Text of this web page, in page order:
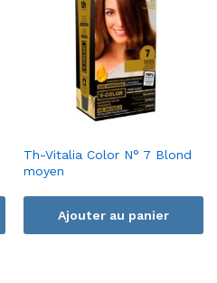
Th-Vitalia Color N° 7 Blond
moyen
Ajouter au panier